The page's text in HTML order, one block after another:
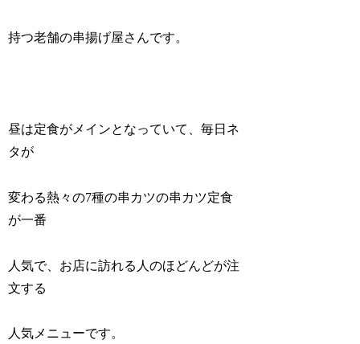
持つ老舗の串揚げ屋さんです。
昼は定食がメインとなっていて、毎日ネ
タが
変わる熱々の7種の串カツの串カツ定食
が一番
人気で、お店に訪れる人のほどんどが注
文する
人気メニューです。